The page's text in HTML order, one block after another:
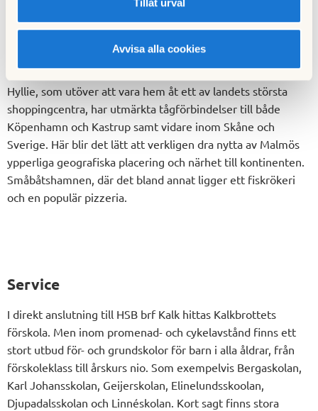
Avvisa alla cookies
cykelväg. Och när du plötsligt suktar efter storstadspuls
Men HSB brf Kritas närområde sträcker sig faktiskt utanför
Sveriges gränser. För bara tio minuters bussfärd bort ligger
Hyllie, som utöver att vara hem åt ett av landets största
shoppingcentra, har utmärkta tågförbindelser till både
Köpenhamn och Kastrup samt vidare inom Skåne och
Sverige. Här blir det lätt att verkligen dra nytta av Malmös
ypperliga geografiska placering och närhet till kontinenten.
Småbåtshamnen, där det bland annat ligger ett fiskrökeri
och en populär pizzeria.
Service
I direkt anslutning till HSB brf Kalk hittas Kalkbrottets
förskola. Men inom promenad- och cykelavstånd finns ett
stort utbud för- och grundskolor för barn i alla åldrar, från
förskoleklass till årskurs nio. Som exempelvis Bergaskolan,
Karl Johansskolan, Geijerskolan, Elinelundsskoolan,
Djupadalsskolan och Linnéskolan. Kort sagt finns stora